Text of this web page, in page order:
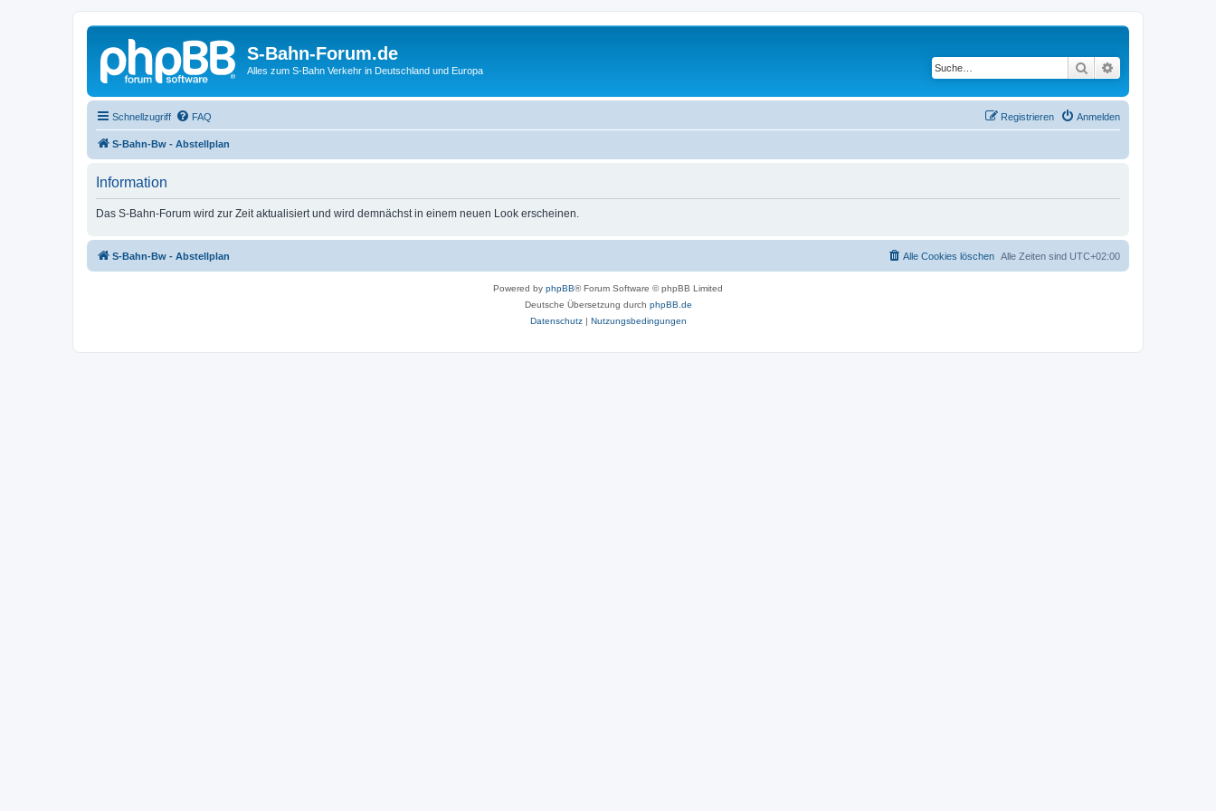
S-Bahn-Forum.de
Alles zum S-Bahn Verkehr in Deutschland und Europa Suche
Schnellzugriff FAQ Anmelden
Registrieren
S-Bahn-Bw - Abstellplan
Information
Das S-Bahn-Forum wird zur Zeit aktualisiert und wird demnächst in einem neuen Look erscheinen.
S-Bahn-Bw - Abstellplan Alle Zeiten sind UTC+02:00
Alle Cookies löschen
Powered by phpBB® Forum Software © phpBB Limited
Deutsche Übersetzung durch phpBB.de
Datenschutz| Nutzungsbedingungen